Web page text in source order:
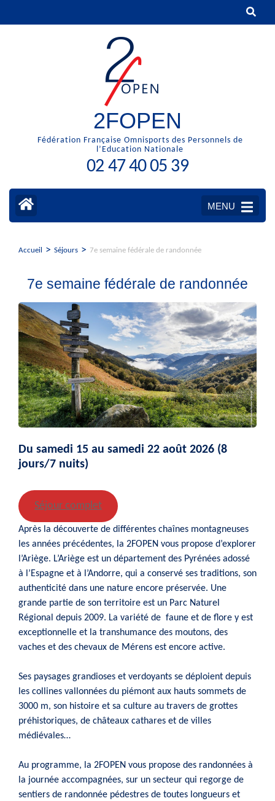
2FOPEN
Fédération Française Omnisports des Personnels de
l’Education Nationale
02 47 40 05 39
MENU
Accueil > Séjours > 7e semaine fédérale de randonnée
7e semaine fédérale de randonnée
Du samedi 15 au samedi 22 août 2026 (8
jours/7 nuits)
Séjour complet
Après la découverte de différentes chaînes montagneuses
les années précédentes, la 2FOPEN vous propose d’explorer
l’Ariège. L’Ariège est un département des Pyrénées adossé
à l’Espagne et à l’Andorre, qui a conservé ses traditions, son
authenticité dans une nature encore préservée. Une
grande partie de son territoire est un Parc Naturel
Régional depuis 2009. La variété de faune et de flore y est
exceptionnelle et la transhumance des moutons, des
vaches et des chevaux de Mérens est encore active.
Ses paysages grandioses et verdoyants se déploient depuis
les collines vallonnées du piémont aux hauts sommets de
3000 m, son histoire et sa culture au travers de grottes
préhistoriques, de châteaux cathares et de villes
médiévales…
Au programme, la 2FOPEN vous propose des randonnées à
la journée accompagnées, sur un secteur qui regorge de
sentiers de randonnée pédestres de toutes longueurs et